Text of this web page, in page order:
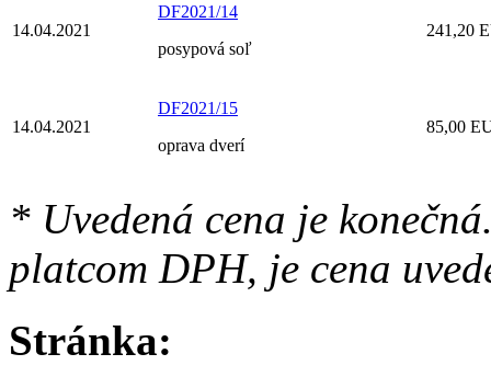
14.04.2021
DF2021/14
posypová soľ
241,20
14.04.2021
DF2021/15
oprava dverí
85,00
* Uvedená cena je
platcom DPH, je cena
Stránka: